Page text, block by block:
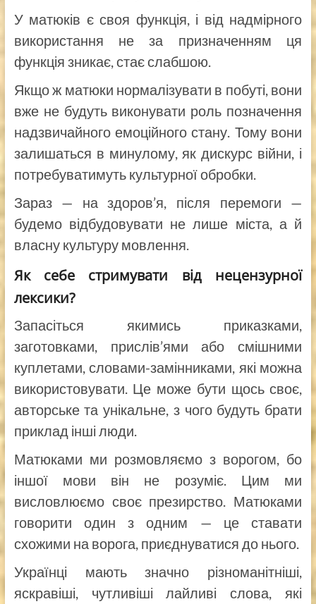
У матюків є своя функція, і від надмірного
використання не за призначенням ця
функція зникає, стає слабшою.
Якщо ж матюки нормалізувати в побуті, вони
вже не будуть виконувати роль позначення
надзвичайного емоційного стану. Тому вони
залишаться в минулому, як дискурс війни, і
потребуватимуть культурної обробки.
Зараз — на здоров’я, після перемоги —
будемо відбудовувати не лише міста, а й
власну культуру мовлення.
Як себе стримувати від нецензурної
лексики?
Запасіться якимись приказками,
заготовками, прислів’ями або смішними
куплетами, словами-замінниками, які можна
використовувати. Це може бути щось своє,
авторське та унікальне, з чого будуть брати
приклад інші люди.
Матюками ми розмовляємо з ворогом, бо
іншої мови він не розуміє. Цим ми
висловлюємо своє презирство. Матюками
говорити один з одним — це ставати
схожими на ворога, приєднуватися до нього.
Українці мають значно різноманітніші,
яскравіші, чутливіші лайливі слова, які